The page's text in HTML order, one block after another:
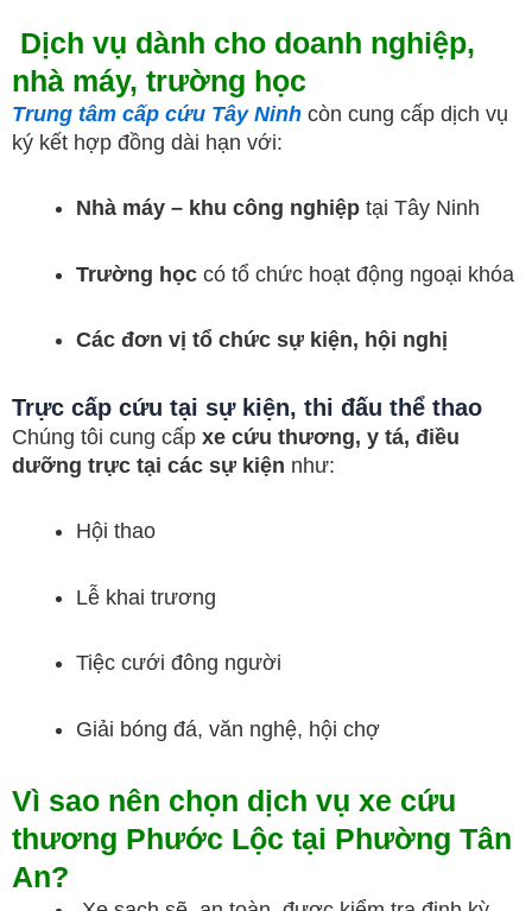
Dịch vụ dành cho doanh nghiệp,
nhà máy, trường học
Trung tâm cấp cứu Tây Ninh còn cung cấp dịch vụ
ký kết hợp đồng dài hạn với:
Nhà máy – khu công nghiệp tại Tây Ninh
Trường học có tổ chức hoạt động ngoại khóa
Các đơn vị tổ chức sự kiện, hội nghị
Trực cấp cứu tại sự kiện, thi đấu thể thao
Chúng tôi cung cấp xe cứu thương, y tá, điều
dưỡng trực tại các sự kiện như:
Hội thao
Lễ khai trương
Tiệc cưới đông người
Giải bóng đá, văn nghệ, hội chợ
Vì sao nên chọn dịch vụ xe cứu
thương Phước Lộc tại Phường Tân
An?